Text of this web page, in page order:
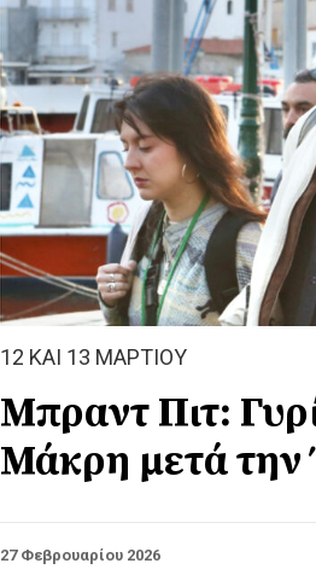
12 ΚΑΙ 13 ΜΑΡΤΙΟΥ
Μπραντ Πιτ:
Μάκρη μετά
27 Φεβρουαρίου 2026